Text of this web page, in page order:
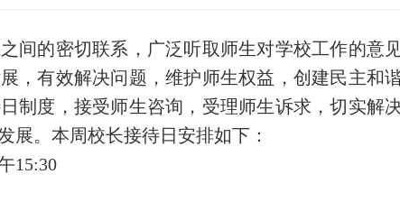
的密切联系，广泛听取师生对学校工作的意见
，有效解决问题，维护师生权益，创建民主和谐
制度，接受师生咨询，受理师生诉求，切实解
展。本周校长接待日安排如下：
15:30